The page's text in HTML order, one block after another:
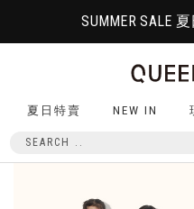
SUMMER SALE
夏日特賣 NEW IN